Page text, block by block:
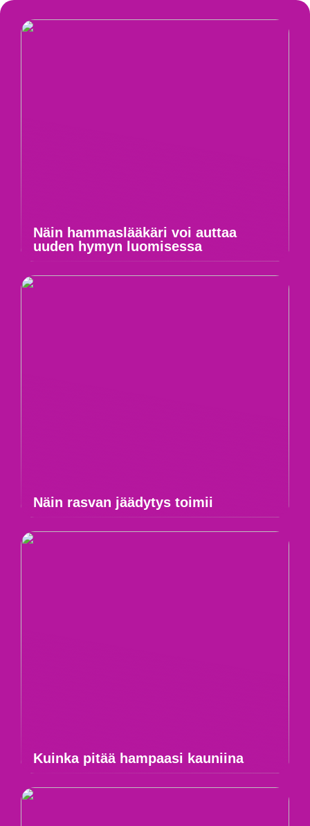
Näin hammaslääkäri voi auttaa
uuden hymyn luomisessa
Näin rasvan jäädytys toimii
Kuinka pitää hampaasi kauniina